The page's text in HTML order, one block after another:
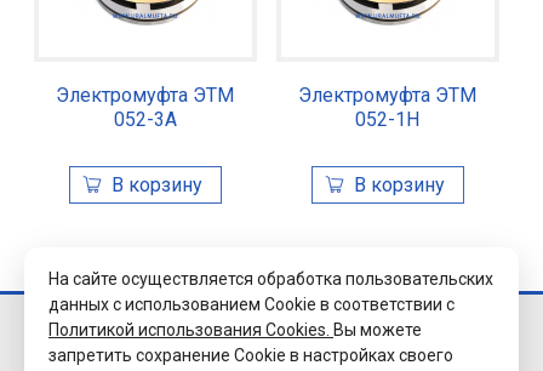
Электромуфта ЭТМ
052-3А
Электромуфта ЭТМ
052-1Н
© 2026 Завод
«Уралэлектромуфта»
На сайте осуществляется обработка пользовательских
данных с использованием Cookie в соответствии с
Политикой использования Cookies. Вы можете
запретить сохранение Cookie в настройках своего